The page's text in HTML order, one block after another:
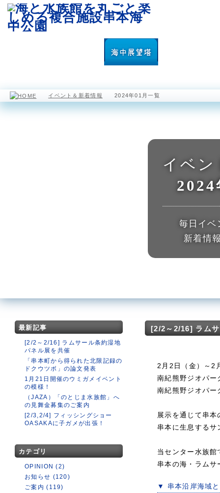
水族館
イベント＆新着情報 2024年01月一覧
イベン
2024
毎日イベ
新着情
最新記事
[2/2～2/16] ラムサール条約湿地
パネル展を共催
「串本町から得られた北限記録の
ドクウツボ」の論文発表
1月21日開催のウミガメイベント
の模様！
（JAZA）「のとじま水族館」へ
の見舞金募集のご案内
[2/3,2/4] フィッシングショー
OASAKAに子ガメが出張！
カテゴリ
OPINION (2)
お知らせ (120)
ご案内 (119)
[2/2～2/16] ラム
2月2日（金）～2
南紀熊野ジオパー
南紀熊野ジオパ
展示を通じて串
串本に生息する
当センター水族
串本の海・ラム
▼ 串本沿岸海域